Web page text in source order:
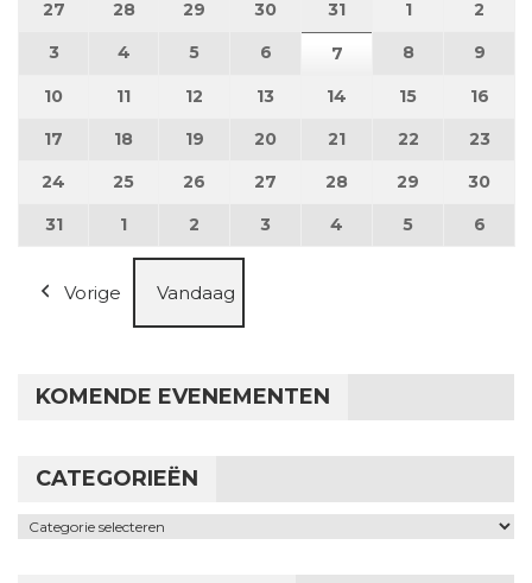
27 27 juli 2026
28 28 juli 2026
29 29 juli 2026
30 30 juli 2026
31 31 juli 2026
11 augustus
2
3 3 augustus 2026
4 4 augustus 2026
5 5 augustus 2026
6 6 augustus 2026
7 7 augustus 2026
8 8 augustus
9
10 10 augustus 2026
11 11 augustus 2026
12 12 augustus 2026
13 13 augustus 2026
14 14 augustus 2026
15 15 16
17 17 augustus 2026
18 18 augustus 2026
19 19 augustus 2026
20 20 augustus 2026
21 21 augustus 2026
22 22 23
24 24 augustus 2026
25 25 augustus 2026
26 26 augustus 2026
27 27 augustus 2026
28 28 augustus 2026
29 29 30
3131 augustus 2026
1 1 september 2026
2 2 september 2026
3 3 september 2026
4 4 september 2026
5 5 6
Vorige Vandaag
KOMENDE EVENEMENTEN
CATEGORIEËN
Categorieën